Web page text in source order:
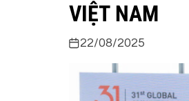
VIỆT NAM
22/08/2025